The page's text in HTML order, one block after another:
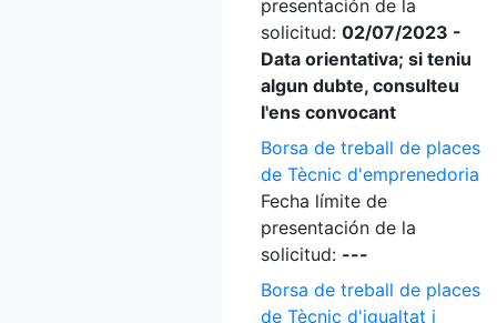
presentación de la
solicitud: 02/07/2023 -
Data orientativa; si teniu
algun dubte, consulteu
l'ens convocant
Borsa de treball de places
de Tècnic d'emprenedoria
Fecha límite de
presentación de la
solicitud: ---
Borsa de treball de places
de Tècnic d'igualtat i